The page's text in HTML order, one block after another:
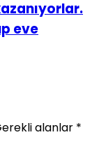
eve
alanlar *